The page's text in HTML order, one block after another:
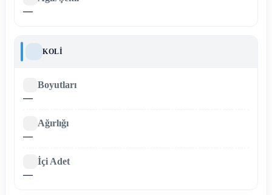
—
KOLI
Boyutları
—
Ağırlığı
—
İçi Adet
—